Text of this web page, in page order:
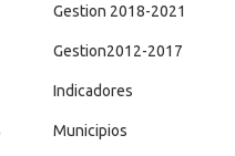
Gestion 2018-2021
Gestion2012-2017
Indicadores
Municipios